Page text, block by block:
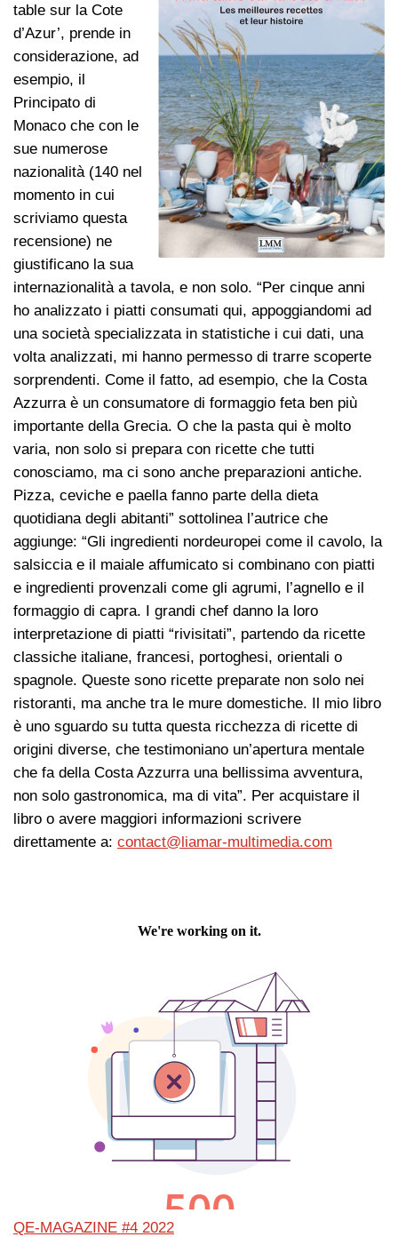
table sur la Cote
d’Azur’, prende in
considerazione, ad
esempio, il
Principato di
Monaco che con le
sue numerose
nazionalità (140 nel
momento in cui
scriviamo questa
recensione) ne
giustificano la sua
internazionalità a tavola, e non solo. “Per cinque anni
ho analizzato i piatti consumati qui, appoggiandomi ad
una società specializzata in statistiche i cui dati, una
volta analizzati, mi hanno permesso di trarre scoperte
sorprendenti. Come il fatto, ad esempio, che la Costa
Azzurra è un consumatore di formaggio feta ben più
importante della Grecia. O che la pasta qui è molto
varia, non solo si prepara con ricette che tutti
conosciamo, ma ci sono anche preparazioni antiche.
Pizza, ceviche e paella fanno parte della dieta
quotidiana degli abitanti” sottolinea l’autrice che
aggiunge: “Gli ingredienti nordeuropei come il cavolo, la
salsiccia e il maiale affumicato si combinano con piatti
e ingredienti provenzali come gli agrumi, l’agnello e il
formaggio di capra. I grandi chef danno la loro
interpretazione di piatti “rivisitati”, partendo da ricette
classiche italiane, francesi, portoghesi, orientali o
spagnole. Queste sono ricette preparate non solo nei
ristoranti, ma anche tra le mure domestiche. Il mio libro
è uno sguardo su tutta questa ricchezza di ricette di
origini diverse, che testimoniano un’apertura mentale
che fa della Costa Azzurra una bellissima avventura,
non solo gastronomica, ma di vita”. Per acquistare il
libro o avere maggiori informazioni scrivere
direttamente a: contact@liamar-multimedia.com
QE-MAGAZINE #4 2022